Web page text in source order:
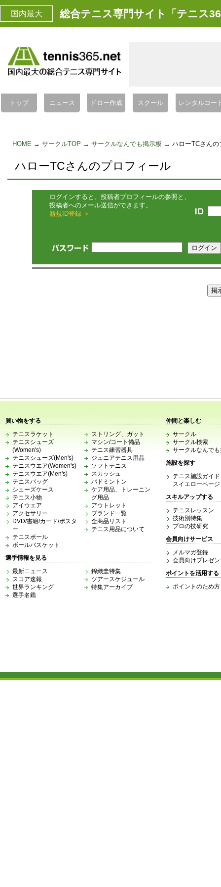
国内最大 総合テニス専門サイト「テニス
トップ ニュース ドロー作成 スクール レンタルコー
HOME → サークルTOP → サークルなんでも掲示板 → ハローTCさんの
ハローTCさんのプロフィール
ログインすると、投稿者プロフィールの参照と、
投稿者へのメール送信ができます。
新規ID登録 ＞
買い物をする
テニスラケット
テニスシューズ
(Women's)
テニスシューズ(Men's)
テニスウエア(Women's)
テニスウエア(Men's)
テニスバッグ
シューズケース
テニス小物
アイウエア
アクセサリー
DVD/書籍/カード/ポスタ
ー
テニスボール
ボールバスケット
ストリング、ガット
マシン/コート備品
テニス練習器具
ジュニアテニス用品
ソフトテニス
スカッシュ
バドミントン
ケア用品、トレーニン
グ用品
アウトレット
ブランド一覧
全商品リスト
テニス用品について
選手情報を見る
最新ニュース
スコア速報
世界ランキング
選手名鑑
錦織圭特集
ツアースケジュール
特集アーカイブ
仲間と楽しむ
サークル
サークル検索
サークルなんで
施設を探す
テニス施設ガイ
スイエローペー
スキルアップする
テニスレッスン
技術別特集
プロの技研究
会員向けサービス
メルマガ登録
会員向けプレゼ
ポイントを活用する
ポイントのため方